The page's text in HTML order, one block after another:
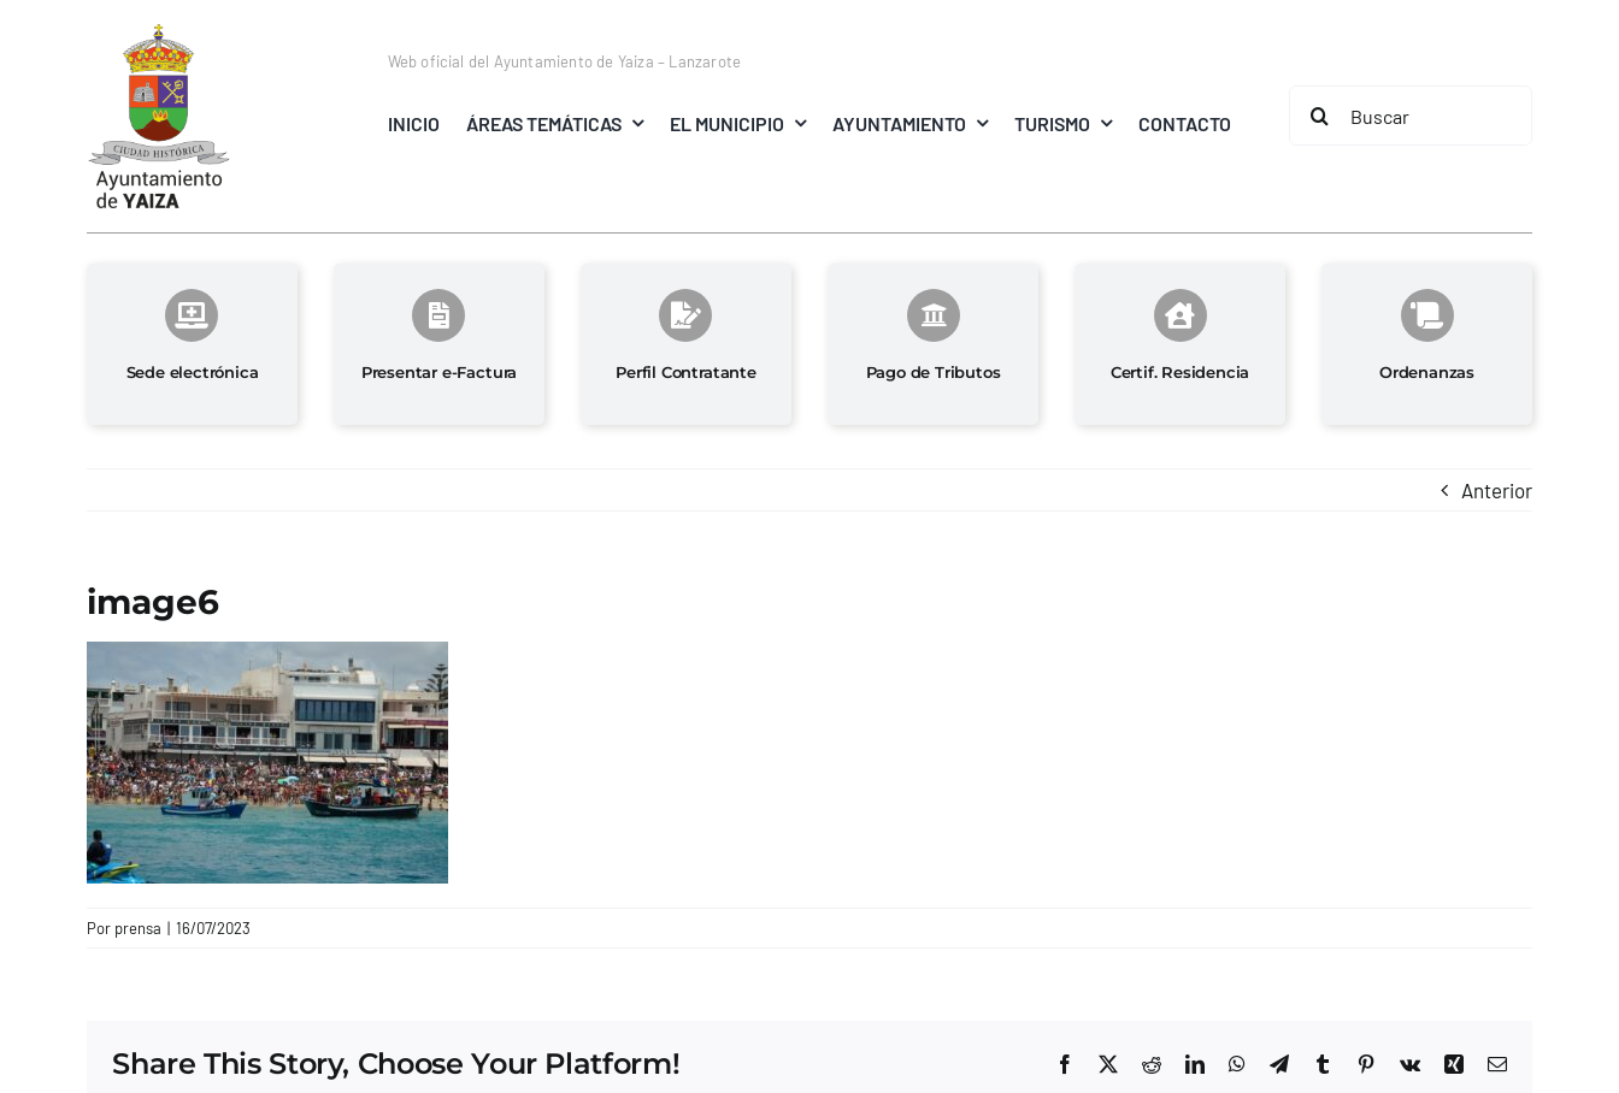
Web oficial del Ayuntamiento de Yaiza – Lanzarote
INICIO ÁREAS TEMÁTICAS EL MUNICIPIO AYUNTAMIENTO TURISMO CONTACTO
Buscar:
Sede electrónica Presentar e-Factura Perfil Contratante Pago de Tributos Certif. Residencia Ordenanzas
Anterior
image6
Por prensa | 16/07/2023
Share This Story, Choose Your Platform! Facebook
X RedditLinkedInWhatsApp
TelegramTumblrPinterest
Vk Xing Correo